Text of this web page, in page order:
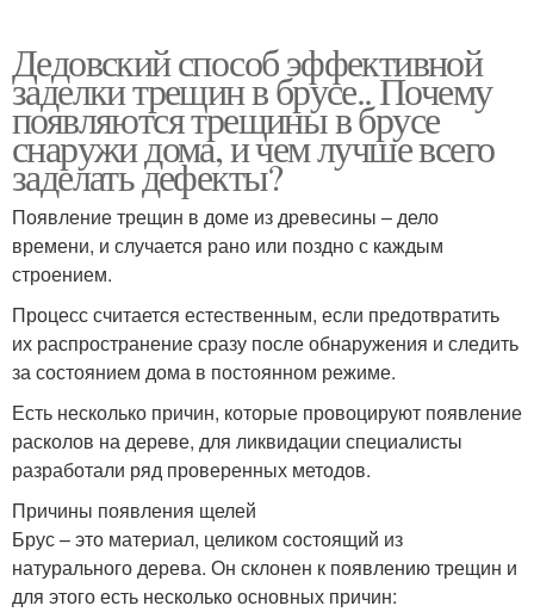
Дедовский способ эффективной
заделки трещин в брусе.. Почему
появляются трещины в брусе
снаружи дома, и чем лучше всего
заделать дефекты?
Появление трещин в доме из древесины – дело
времени, и случается рано или поздно с каждым
строением.
Процесс считается естественным, если предотвратить
их распространение сразу после обнаружения и следить
за состоянием дома в постоянном режиме.
Есть несколько причин, которые провоцируют появление
расколов на дереве, для ликвидации специалисты
разработали ряд проверенных методов.
Причины появления щелей
Брус – это материал, целиком состоящий из
натурального дерева. Он склонен к появлению трещин и
для этого есть несколько основных причин: